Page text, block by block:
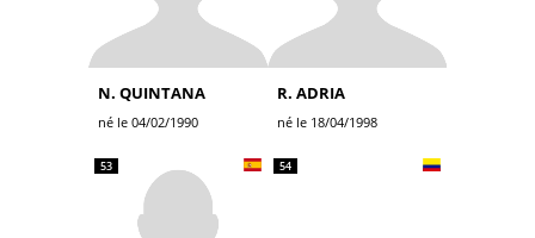
N. QUINTANA
né le 04/02/1990
R. ADRIA
né le 18/04/1998
53 54